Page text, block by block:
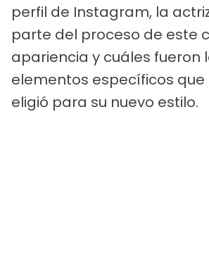
perfil de Instagram, la
parte del proceso de este
apariencia y cuáles fueron
elementos específicos que
eligió para su nuevo estilo.